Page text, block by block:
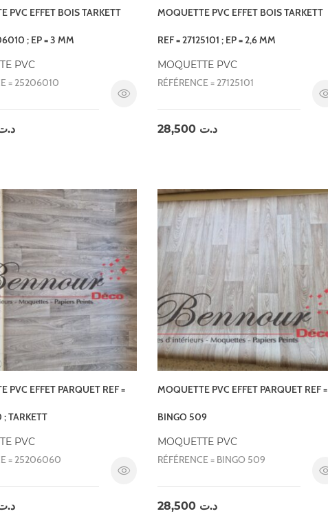
PVC EFFET BOIS TARKETT
; EP = 3 MM
PVC
= 25206010
MOQUETTE PVC EFFET BOIS TARKETT
REF = 27125101 ; EP = 2,6 MM
MOQUETTE PVC
RÉFÉRENCE = 27125101
د.ت 28,500
PVC EFFET PARQUET REF =
TARKETT
PVC
= 25206060
MOQUETTE PVC EFFET PARQUET REF =
BINGO 509
MOQUETTE PVC
RÉFÉRENCE = BINGO 509
د.ت 28,500